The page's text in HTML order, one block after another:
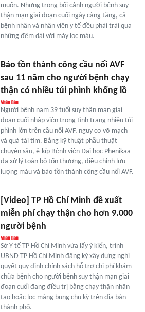
muốn. Nhưng trong bối cảnh người bệnh suy
thận mạn giai đoạn cuối ngày càng tăng, cả
bệnh nhân và nhân viên y tế đều phải trải qua
những đêm dài với máy lọc máu.
Bảo tồn thành công cầu nối AVF
sau 11 năm cho người bệnh chạy
thận có nhiều túi phình khổng lồ
Người bệnh nam 39 tuổi suy thận mạn giai
đoạn cuối nhập viện trong tình trạng nhiều túi
phình lớn trên cầu nối AVF, nguy cơ vỡ mạch
và quá tải tim. Bằng kỹ thuật phẫu thuật
chuyên sâu, ê-kíp Bệnh viện Đại học Phenikaa
đã xử lý toàn bộ tổn thương, điều chỉnh lưu
lượng máu và bảo tồn thành công cầu nối AVF.
[Video] TP Hồ Chí Minh đề xuất
miễn phí chạy thận cho hơn 9.000
người bệnh
Sở Y tế TP Hồ Chí Minh vừa lấy ý kiến, trình
UBND TP Hồ Chí Minh đăng ký xây dựng nghị
quyết quy định chính sách hỗ trợ chi phí khám
chữa bệnh cho người bệnh suy thận mạn giai
đoạn cuối đang điều trị bằng chạy thận nhân
tạo hoặc lọc màng bụng chu kỳ trên địa bàn
thành phố.